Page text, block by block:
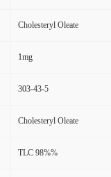
Cholesteryl Oleate
1mg
303-43-5
Cholesteryl Oleate
TLC 98%%